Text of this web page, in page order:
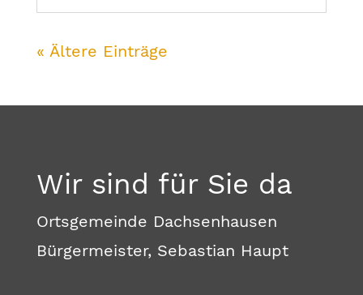
« Ältere Einträge
Wir sind für Sie da
Ortsgemeinde Dachsenhausen
Bürgermeister, Sebastian Haupt